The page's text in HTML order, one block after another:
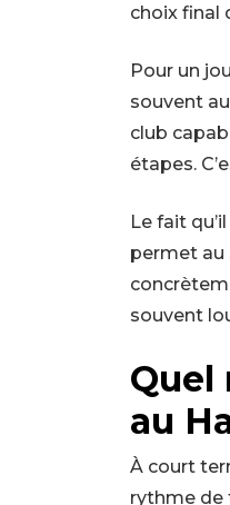
choix final
Pour un
souvent
club
étapes.
Le fait
permet au
souvent
Quel
au
À court
rythme de